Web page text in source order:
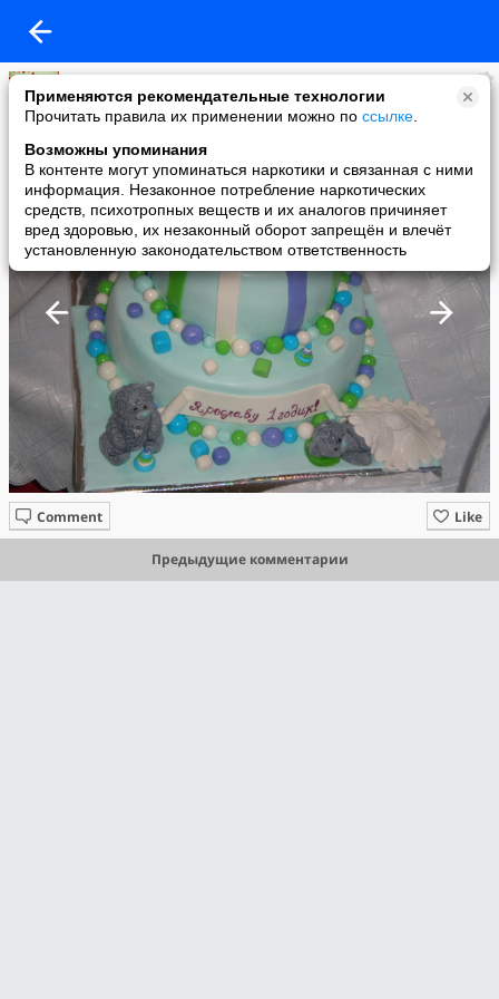
Применяются рекомендательные технологии
Прочитать правила их применении можно по ссылке
Возможны упоминания
В контенте могут упоминаться наркотики и связанная с ними
информация. Незаконное потребление наркотических
средств, психотропных веществ и их аналогов причиняет
вред здоровью, их незаконный оборот запрещён и влечёт
установленную законодательством ответственность
Юлия Герилович
added a photo
27 Nov в 07:51
Like
Comment
Предыдущие комментарии